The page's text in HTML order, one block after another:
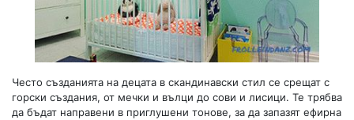
Често създанията на децата в скандинавски стил се срещат с
горски създания, от мечки и вълци до сови и лисици. Те трябва
да бъдат направени в приглушени тонове, за да запазят ефирна